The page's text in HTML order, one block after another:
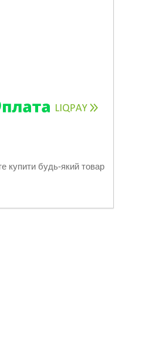
купити будь-який товар